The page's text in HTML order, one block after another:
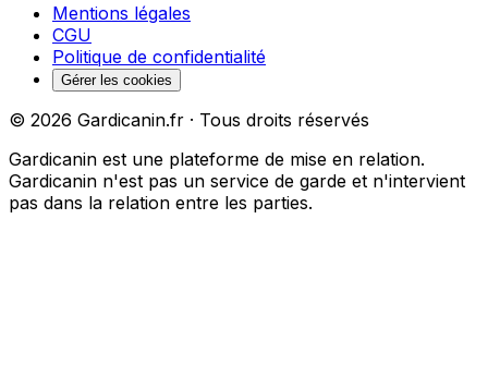
Mentions légales
CGU
Politique de confidentialité
Gérer les cookies
© 2026 Gardicanin.fr · Tous droits réservés
Gardicanin est une plateforme de mise en relation.
Gardicanin n'est pas un service de garde et n'intervient
pas dans la relation entre les parties.